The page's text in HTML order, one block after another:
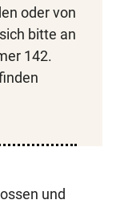
oder von
bitte an
142.
und